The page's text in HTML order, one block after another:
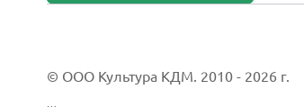
© ООО Культура КДМ. 2010 - 2026 г.